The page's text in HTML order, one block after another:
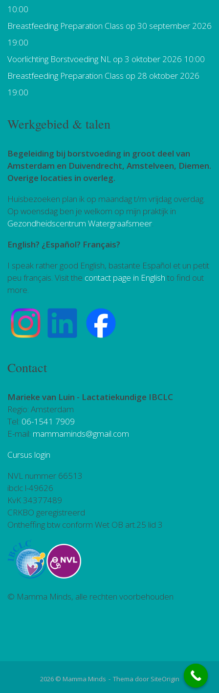
10:00
Breastfeeding Preparation Class op 30 september 2026
19:00
Voorlichting Borstvoeding NL op 3 oktober 2026 10:00
Breastfeeding Preparation Class op 28 oktober 2026
19:00
Werkgebied & talen
Begeleiding bij borstvoeding in groot deel van
Amsterdam en Duivendrecht, Amstelveen, Diemen.
Overige locaties in overleg.
Huisbezoeken plan ik op maandag t/m vrijdag overdag.
Op woensdag ben je welkom op mijn praktijk in
Gezondheidscentrum Watergraafsmeer
English? ¿Español? Français?
I speak rather good English, bastante Español et un petit
peu français. Visit the contact page in English to find out
more.
Contact
Marieke van Luin - Lactatiekundige IBCLC
Regio: Amsterdam
Tel: 06-1541 7909
E-mail: mammaminds@gmail.com
Cursus login
NVL nummer 66513
ibclc l-49626
KvK 34377489
CRKBO geregistreerd
Ontheffing btw conform Wet OB art.25 lid 3
© Mamma Minds, alle rechten voorbehouden
2026 © Mamma Minds Thema door SiteOrigin